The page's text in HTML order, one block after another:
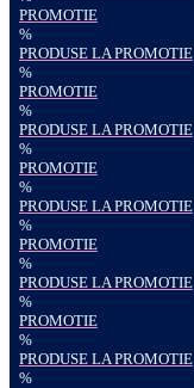
PROMOTIE
%
PRODUSE LA PROMOTIE
%
PROMOTIE
%
PRODUSE LA PROMOTIE
%
PROMOTIE
%
PRODUSE LA PROMOTIE
%
PROMOTIE
%
PRODUSE LA PROMOTIE
%
PROMOTIE
%
PRODUSE LA PROMOTIE
%